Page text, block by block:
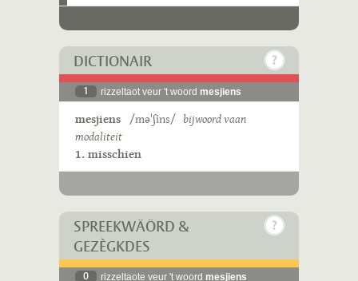
DICTIONAIR
1 rizzeltaot veur 't woord mesjiens
mesjiens /məˈʃins/ bijwoord vaan
modaliteit
1. misschien
SPREEKWÄÖRD &
GEZÈGKDES
0 rizzeltaote veur 't woord mesjiens